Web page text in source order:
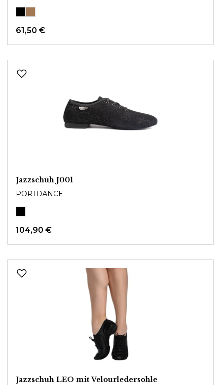
61,50 €
Jazzschuh J001
PORTDANCE
104,90 €
Jazzschuh LEO mit Velourledersohle